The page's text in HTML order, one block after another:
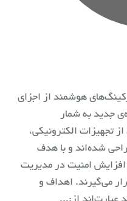
هوشمند از اجزای
جدید به شمار
تجهیزات الکترونیکی،
شده‌اند و با هدف
امنیت در مدیریت
می‌گیرند. اهداف و